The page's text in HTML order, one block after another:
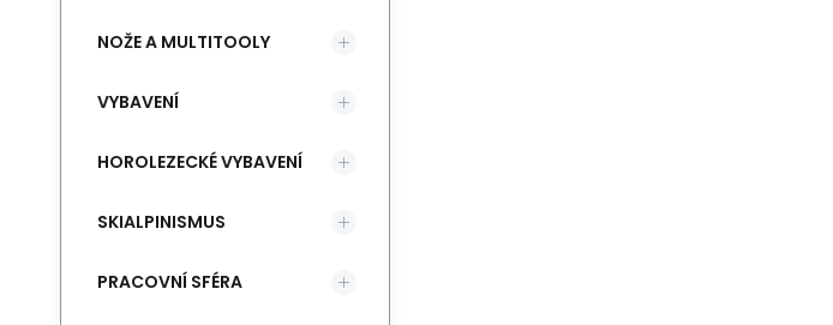
NOŽE A MULTITOOLY
VYBAVENÍ
HOROLEZECKÉ VYBAVENÍ
SKIALPINISMUS
PRACOVNÍ SFÉRA